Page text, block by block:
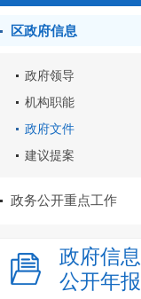
区政府信息
政府领导
机构职能
政府文件
建议提案
政务公开重点工作
政府信息
公开年报